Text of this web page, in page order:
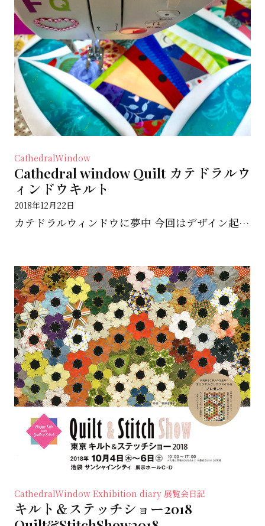
CathedralWindow
Cathedral window Quilt カテドラルウ
ィンドウキルト
2018年12月22日
カテドラルウィンドウに夢中 今回はデザイン起こして、布や配色選でカット 今はソーイング中 予定通りで...
CathedralWindow Exhibition diary 展覧会日記
キルト＆ステッチショー2018